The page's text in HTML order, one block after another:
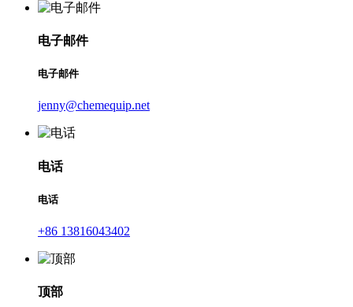
电子邮件
电子邮件
jenny@chemequip.net
电话
电话
+86 13816043402
顶部